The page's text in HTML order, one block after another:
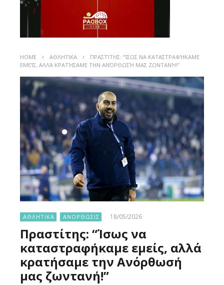
HOME ΑΘΛΗΤΙΚΑ
ΠΡΑΣΤΊΤΗΣ: “ΊΣΩΣ ΝΑ ΚΑΤΑΣΤΡΑΦΉΚΑΜΕ
ΕΜΕΊΣ, ΑΛΛΆ ΚΡΑΤΉΣΑΜΕ ΤΗΝ ΑΝΌΡΘΩΣΉ ΜΑΣ ΖΩΝΤΑΝΉ!”
ΑΘΛΗΤΙΚΑ ΑΝΟΡΘΩΣΙΣ 18/05/2026
Πραστίτης: “Ίσως να
καταστραφήκαμε εμείς, αλλά
κρατήσαμε την Ανόρθωσή
μας ζωντανή!”